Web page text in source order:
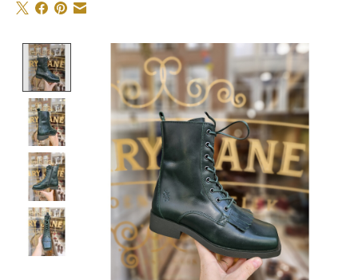
Product image slideshow Items